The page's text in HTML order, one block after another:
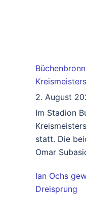
2. August
Im Stadion
statt. Die
Omar
in Haslach.
Athleten, die
Ian Ochs
Dreisprung